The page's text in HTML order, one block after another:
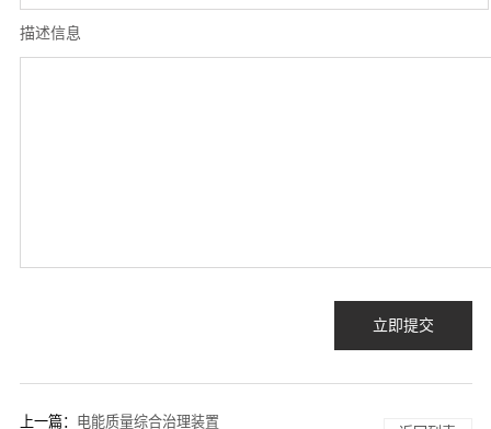
描述信息
立即提交
上一篇： 电能质量综合治理装置